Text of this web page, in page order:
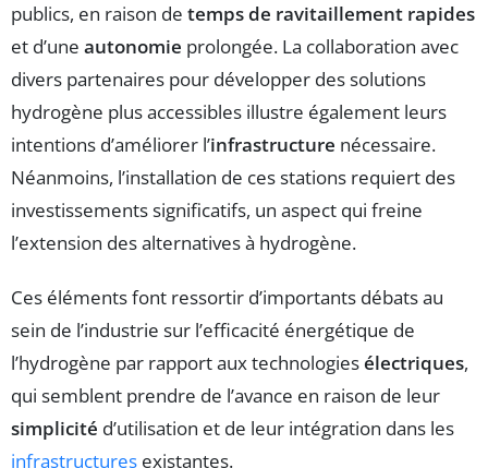
publics, en raison de temps de ravitaillement rapides
et d’une autonomie prolongée. La collaboration avec
divers partenaires pour développer des solutions
hydrogène plus accessibles illustre également leurs
intentions d’améliorer l’infrastructure nécessaire.
Néanmoins, l’installation de ces stations requiert des
investissements significatifs, un aspect qui freine
l’extension des alternatives à hydrogène.
Ces éléments font ressortir d’importants débats au
sein de l’industrie sur l’efficacité énergétique de
l’hydrogène par rapport aux technologiesélectriques,
qui semblent prendre de l’avance en raison de leur
simplicité d’utilisation et de leur intégration dans les
infrastructures existantes.